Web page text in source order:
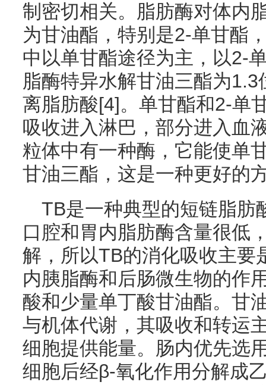
制密切相关。脂肪酶对体内
为甘油酯，特别是2-单甘酯
中以单甘酯途径为主，以2-
脂酶特异水解甘油三酯为
离脂肪酸[4]。单甘酯和2-单
吸收进入淋巴，部分进入血
粒体中有一种酶，它能使单
甘油三酯，这是一种更好的
TB是一种典型的短链脂肪
口腔和胃内脂肪酶含量很低
解，所以TB的消化吸收主要
内胰脂酶和后肠微生物的作
酸和少量单丁酸甘油酯。甘
与机体代谢，其吸收和转运
细胞提供能量。肠内优先选
细胞后经β-氧化作用分解成